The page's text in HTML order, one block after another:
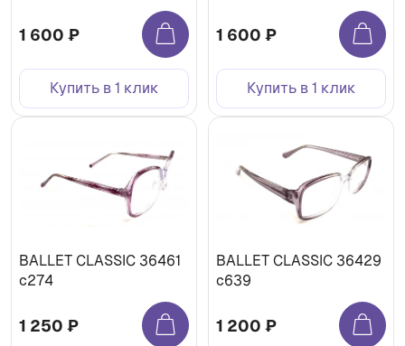
1 600 ₽
Купить в 1 клик
1 600 ₽
Купить в 1 клик
BALLET CLASSIC 36461
с274
1 250 ₽
BALLET CLASSIC 36429
с639
1 200 ₽